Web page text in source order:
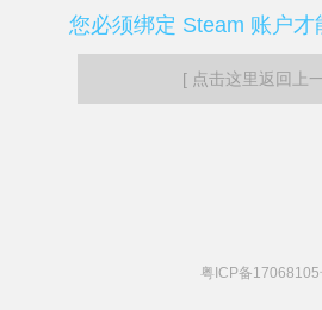
您必须绑定 Steam 账户才
[ 点击这里返回上
粤ICP备17068105